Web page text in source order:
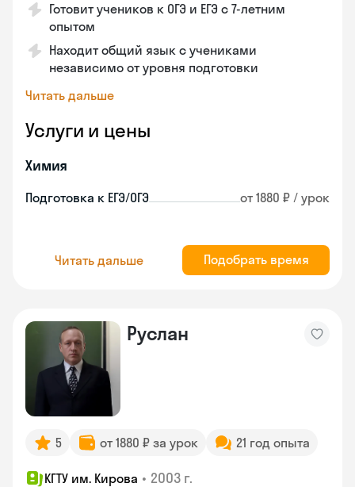
Готовит учеников к ОГЭ и ЕГЭ с 7-летним
опытом
Находит общий язык с учениками
независимо от уровня подготовки
Читать дальше
Услуги и цены
Химия
Подготовка к ЕГЭ/ОГЭ от 1880 ₽ / урок
Читать дальше Подобрать время
Руслан
5 от 1880 ₽ за урок 21 год опыта
КГТУ им. Кирова • 2003 г.